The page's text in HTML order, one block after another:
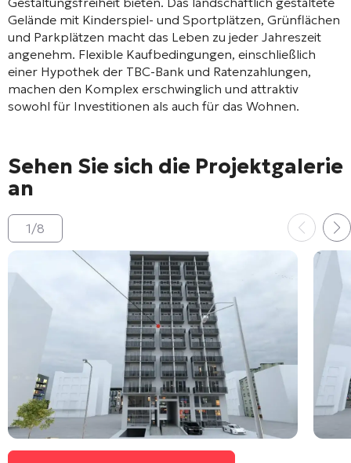
Gelände mit Kinderspiel- und Sportplätzen, Grünflächen
und Parkplätzen macht das Leben zu jeder Jahreszeit
angenehm. Flexible Kaufbedingungen, einschließlich
einer Hypothek der TBC-Bank und Ratenzahlungen,
machen den Komplex erschwinglich und attraktiv
sowohl für Investitionen als auch für das Wohnen.
Sehen Sie sich die Projektgalerie
an
1/8